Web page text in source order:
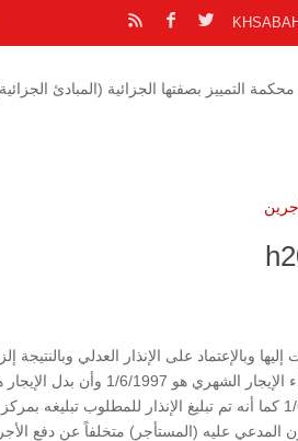
التمييز بصفتها الجزائية (المبادئ
وبالإعتماد على الإنذار العدلي وبالنتيجة
وبالرجوع إلى الإنذار العدلي نجد
تستحق بتاريخ 1/6 وعليه يكون المدعي عليه (المستأجر)